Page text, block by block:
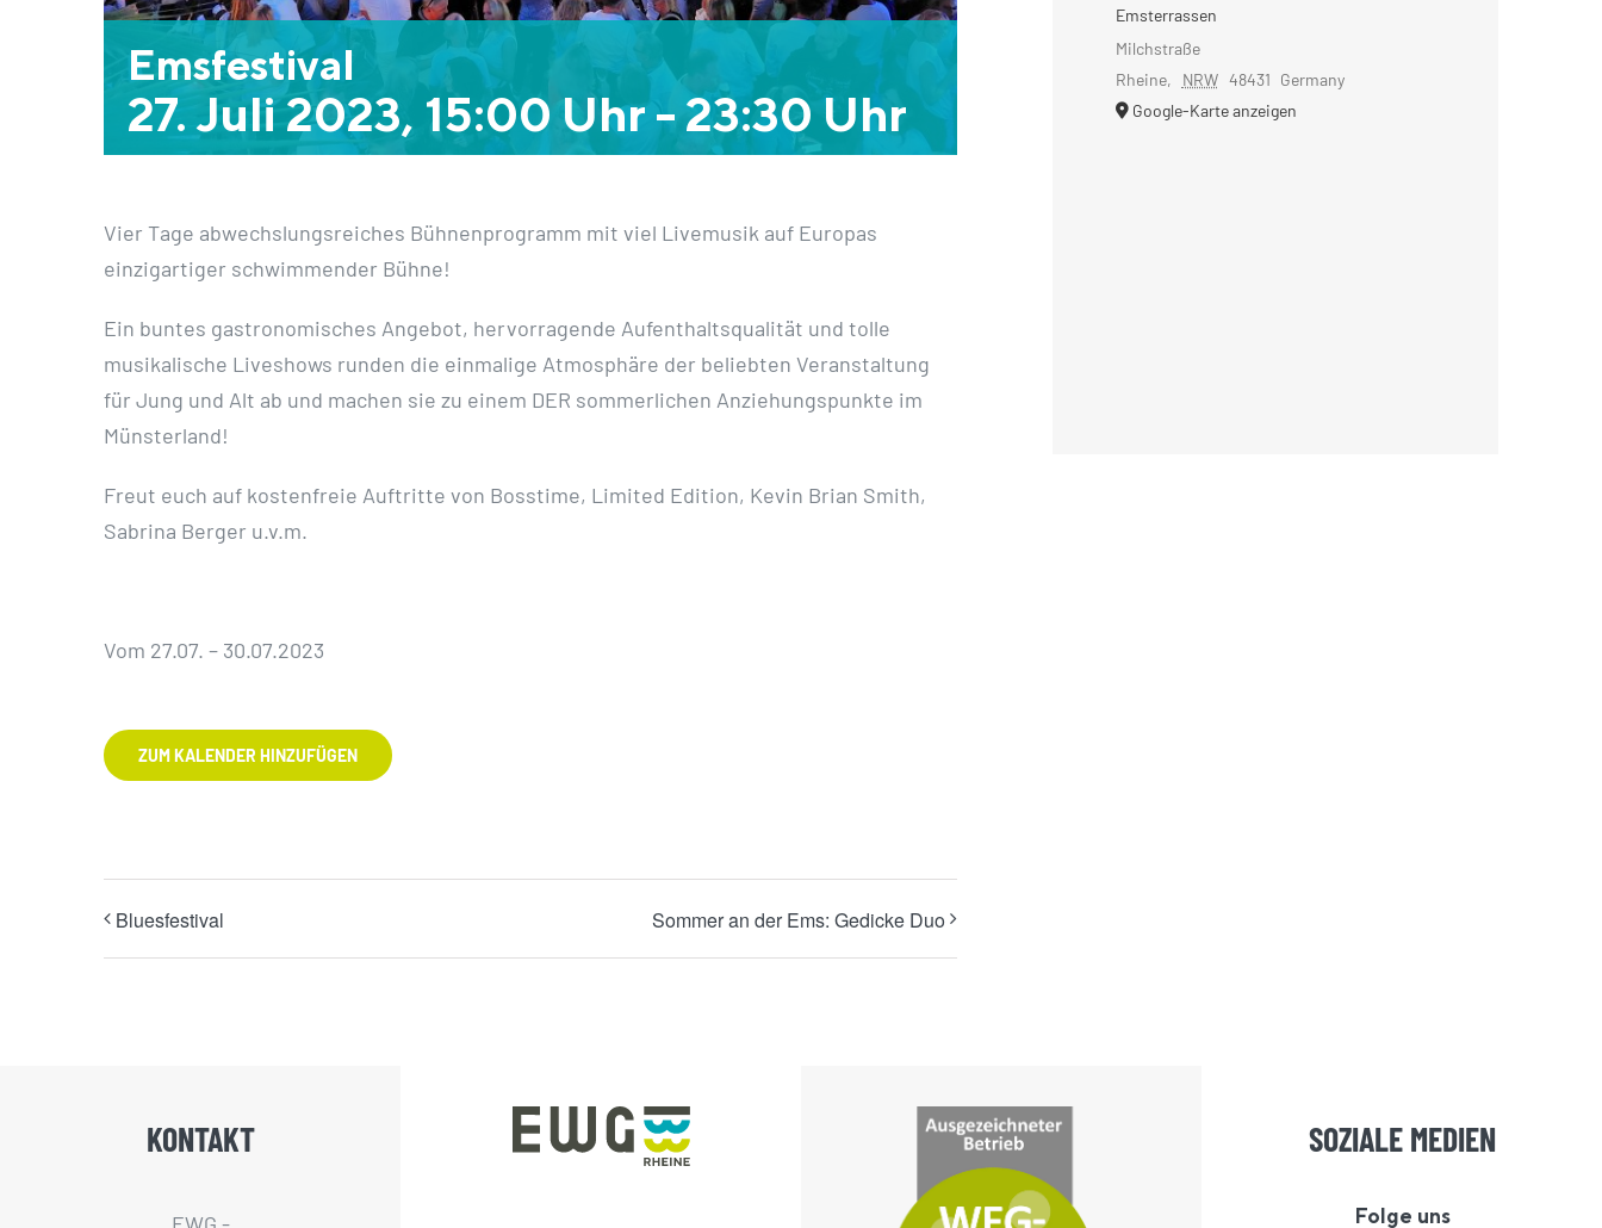
Emsfestival
27. Juli 2023, 15:00 Uhr-23:30 Uhr
Vier Tage abwechslungsreiches Bühnenprogramm mit viel Livemusik auf Europas
einzigartiger schwimmender Bühne!
Ein buntes gastronomisches Angebot, hervorragende Aufenthaltsqualität und tolle
musikalische Liveshows runden die einmalige Atmosphäre der beliebten Veranstaltung
für Jung und Alt ab und machen sie zu einem DER sommerlichen Anziehungspunkte im
Münsterland!
Freut euch auf kostenfreie Auftritte von Bosstime, Limited Edition, Kevin Brian Smith,
Sabrina Berger u.v.m.
Vom 27.07. – 30.07.2023
ZUM KALENDER HINZUFÜGEN
Bluesfestival Sommer an der Ems: Gedicke Duo
Emsterrassen
Milchstraße
Rheine, NRW 48431 Germany
Google-Karte anzeigen
KONTAKT SOZIALE MEDIEN
Folge uns